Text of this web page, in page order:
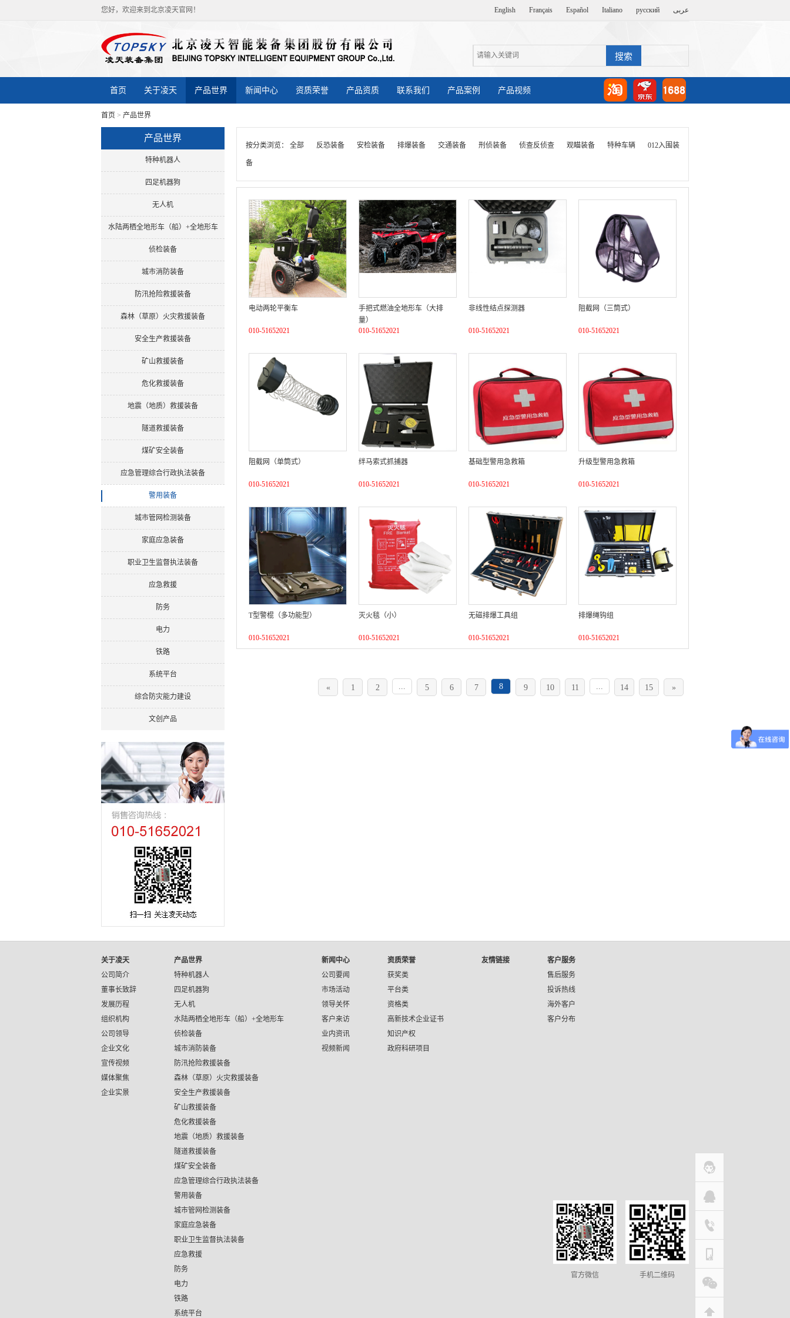
您好，欢迎来到北京凌天官网！ English Français Español Italiano русский عربى
首页 关于凌天 产品世界 新闻中心 资质荣誉 产品资质 联系我们 产品案例 产品视频
首页 > 产品世界
产品世界
特种机器人
四足机器狗
无人机
水陆两栖全地形车（船）+全地形车
侦检装备
城市消防装备
防汛抢险救援装备
森林（草原）火灾救援装备
安全生产救援装备
矿山救援装备
危化救援装备
地震（地质）救援装备
隧道救援装备
煤矿安全装备
应急管理综合行政执法装备
警用装备
城市管网检测装备
家庭应急装备
职业卫生监督执法装备
应急救援
防务
电力
铁路
系统平台
综合防灾能力建设
文创产品
按分类浏览： 全部 反恐装备 安检装备 排爆装备 交通装备 刑侦装备 侦查反侦查 观瞄装备 特种车辆 012入围装
备
电动两轮平衡车
010-51652021
手把式燃油全地形车（大排
量）
010-51652021
非线性结点探测器
010-51652021
阻截网（三筒式）
010-51652021
阻截网（单筒式）
010-51652021
绊马索式抓捕器
010-51652021
基础型警用急救箱
010-51652021
升级型警用急救箱
010-51652021
T型警棍（多功能型）
010-51652021
灭火毯（小）
010-51652021
无磁排爆工具组
010-51652021
排爆绳钩组
010-51652021
« 1 2 5 6 7 8 9 10 11 14 15 »
关于凌天
公司简介
董事长致辞
发展历程
组织机构
公司领导
企业文化
宣传视频
媒体聚焦
企业实景
产品世界
特种机器人
四足机器狗
无人机
水陆两栖全地形车（船）+全地形车
侦检装备
城市消防装备
防汛抢险救援装备
森林（草原）火灾救援装备
安全生产救援装备
矿山救援装备
危化救援装备
地震（地质）救援装备
隧道救援装备
煤矿安全装备
应急管理综合行政执法装备
警用装备
城市管网检测装备
家庭应急装备
职业卫生监督执法装备
应急救援
防务
电力
铁路
系统平台
新闻中心
公司要闻
市场活动
领导关怀
客户来访
业内资讯
视频新闻
资质荣誉
获奖类
平台类
资格类
高新技术企业证书
知识产权
政府科研项目
友情链接
客户服务
售后服务
投诉热线
海外客户
客户分布
官方微信 手机二维码